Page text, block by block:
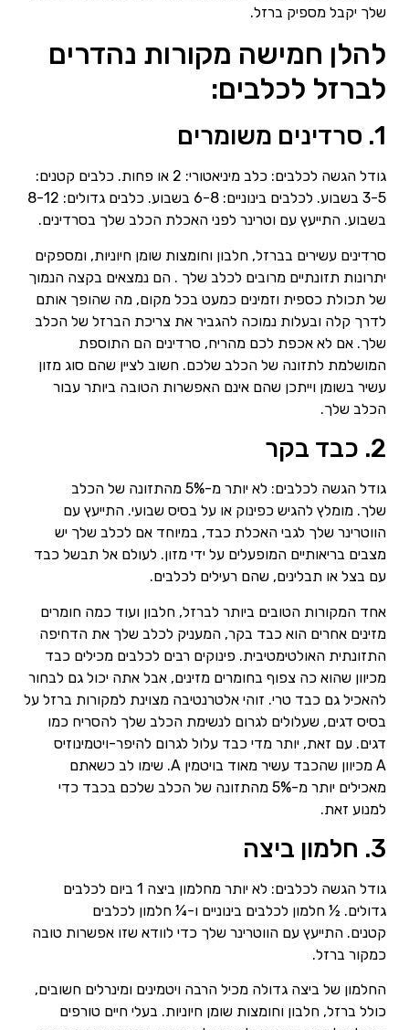
שלך יקבל מספיק ברזל.
להלן חמישה מקורות נהדרים
לברזל לכלבים:
1. סרדינים משומרים
גודל הגשה לכלבים: כלב מיניאטורי: 2 או פחות. כלבים קטנים:
3-5 בשבוע. לכלבים בינוניים: 6-8 בשבוע. כלבים גדולים: 8-12
בשבוע. התייעץ עם וטרינר לפני האכלת הכלב שלך בסרדינים.
סרדינים עשירים בברזל, חלבון וחומצות שומן חיוניות, ומספקים
יתרונות תזונתיים מרובים לכלב שלך . הם נמצאים בקצה הנמוך
של תכולת כספית וזמינים כמעט בכל מקום, מה שהופך אותם
לדרך קלה ובעלות נמוכה להגביר את צריכת הברזל של הכלב
שלך. אם לא אכפת לכם מהריח, סרדינים הם התוספת
המושלמת לתזונה של הכלב שלכם. חשוב לציין שהם סוג מזון
עשיר בשומן וייתכן שהם אינם האפשרות הטובה ביותר עבור
הכלב שלך.
2. כבד בקר
גודל הגשה לכלבים: לא יותר מ-5% מהתזונה של הכלב
שלך. מומלץ להגיש כפינוק או על בסיס שבועי. התייעץ עם
הווטרינר שלך לגבי האכלת כבד, במיוחד אם לכלב שלך יש
מצבים בריאותיים המופעלים על ידי מזון. לעולם אל תבשל כבד
עם בצל או תבלינים, שהם רעילים לכלבים.
אחד המקורות הטובים ביותר לברזל, חלבון ועוד כמה חומרים
מזינים אחרים הוא כבד בקר, המעניק לכלב שלך את הדחיפה
התזונתית האולטימטיבית. פינוקים רבים לכלבים מכילים כבד
מכיוון שהוא כה צפוף בחומרים מזינים, אבל אתה יכול גם לבחור
להאכיל גם כבד טרי. זוהי אלטרנטיבה מצוינת למקורות ברזל על
בסיס דגים, שעלולים לגרום לנשימת הכלב שלך להסריח כמו
דגים. עם זאת, יותר מדי כבד עלול לגרום להיפר-ויטמינוזיס
A מכיוון שהכבד עשיר מאוד בויטמין A. שימו לב כשאתם
מאכילים יותר מ-5% מהתזונה של הכלב שלכם בכבד כדי
למנוע זאת.
3. חלמון ביצה
גודל הגשה לכלבים: לא יותר מחלמון ביצה 1 ביום לכלבים
גדולים. ½ חלמון לכלבים בינוניים ו-¼ חלמון לכלבים
קטנים. התייעץ עם הווטרינר שלך כדי לוודא שזו אפשרות טובה
כמקור ברזל.
החלמון של ביצה גדולה מכיל הרבה ויטמינים ומינרלים חשובים,
כולל ברזל, חלבון וחומצות שומן חיוניות. בעלי חיים טורפים